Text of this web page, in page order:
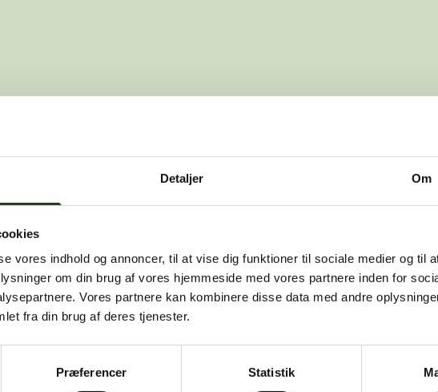
Detaljer Om
vores indhold og annoncer, til at vise dig funktioner til sociale medier og til
om din brug af vores hjemmeside med vores partnere inden for
Vores partnere kan kombinere disse data med andre
fra din brug af deres tjenester.
Præferencer Statistik
side, du leder efter. Den kan være
at dette er en fejl, kan du kontakte os på info@vahlogwetche.dk